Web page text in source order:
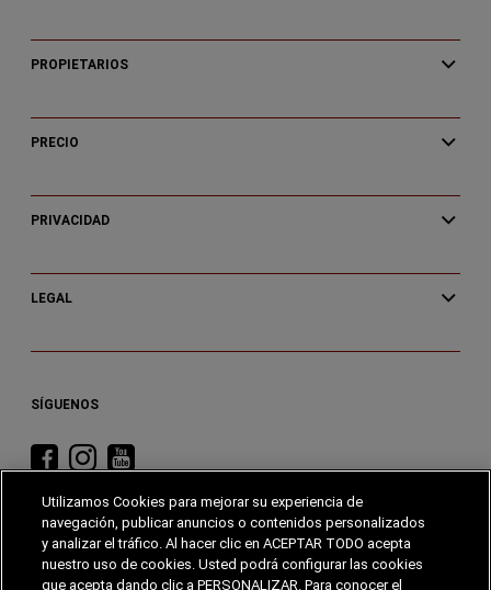
PROPIETARIOS
PRECIO
PRIVACIDAD
LEGAL
SÍGUENOS
Visita
en
Facebook
Visita
en
Instagram
Visita
en
YouTube
Utilizamos Cookies para mejorar su experiencia de
navegación, publicar anuncios o contenidos personalizados
y analizar el tráfico. Al hacer clic en ACEPTAR TODO acepta
nuestro uso de cookies. Usted podrá configurar las cookies
que acepta dando clic a PERSONALIZAR. Para conocer el